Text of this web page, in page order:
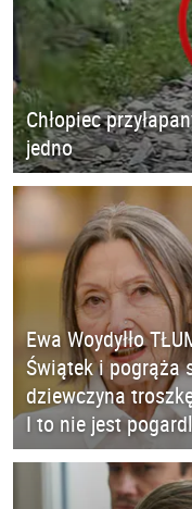
Chłopiec
jedno
Ewa Woydyłło
Świątek i pogrąża
dziewczyna
I to nie jest